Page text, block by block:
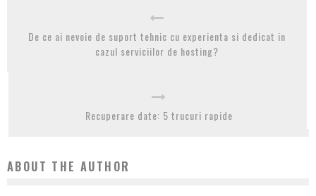
De ce ai nevoie de suport tehnic cu experienta si dedicat in
cazul serviciilor de hosting?
Recuperare date: 5 trucuri rapide
ABOUT THE AUTHOR